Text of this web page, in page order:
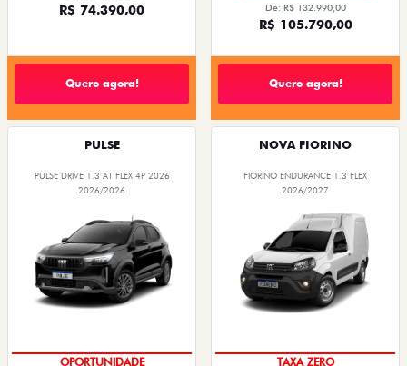
R$ 74.390,00
Quero agora!
De: R$ 132.990,00
R$ 105.790,00
Quero agora!
PULSE
PULSE DRIVE 1.3 AT FLEX 4P 2026
2026/2026
OPORTUNIDADE
NOVA FIORINO
FIORINO ENDURANCE 1.3 FLEX
2026/2027
TAXA ZERO